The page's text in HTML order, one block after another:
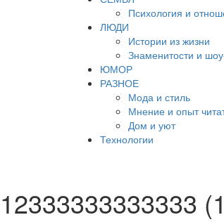
Психология и
ЛЮДИ
Истории из жизни
Знаменитости и
ЮМОР
РАЗНОЕ
Мода и стиль
Мнение и опыт
Дом и уют
Технологии
12333333333333